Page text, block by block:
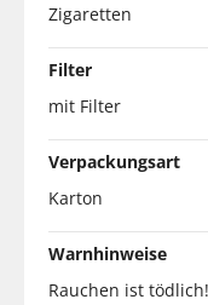
Zigaretten
Filter
mit Filter
Verpackungsart
Karton
Warnhinweise
Rauchen ist